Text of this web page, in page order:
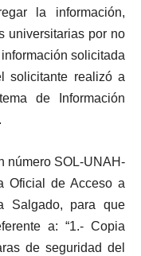
la información,
universitarias por no
solicitada
solicitante realizó a
de Información
número SOL-UNAH-
Oficial de Acceso a
Salgado, para que
a: “1.- Copia
de seguridad del